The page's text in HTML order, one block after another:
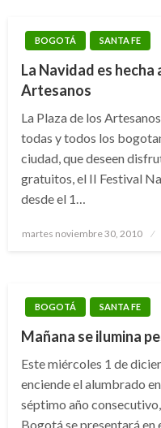
BOGOTÁ SANTA FE
La Navidad es hecha
Artesanos
La Plaza de los
todas y todos los
ciudad, que deseen
gratuitos, el II Festival
desde el 1…
Publicado
martes noviembre 30, 2010
BOGOTÁ SANTA FE
Mañana se ilumina
Este miércoles 1 de
enciende el alumbrado
séptimo año
Bogotá se presentará en